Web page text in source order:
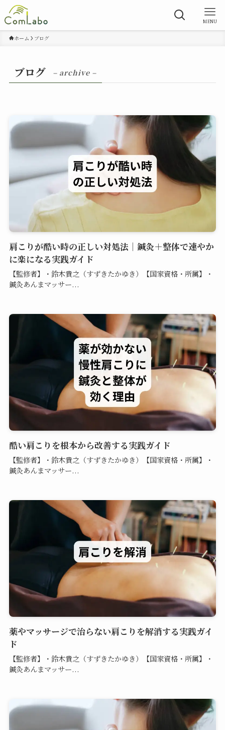
MENU
ホーム ブログ
ブログ – archive –
肩こりが酷い時の正しい対処法｜鍼灸＋整体で速やか
に楽になる実践ガイド
【監修者】・鈴木貴之（すずきたかゆき）【国家資格・所属】・
鍼灸あんまマッサー...
酷い肩こりを根本から改善する実践ガイド
【監修者】・鈴木貴之（すずきたかゆき）【国家資格・所属】・
鍼灸あんまマッサー...
薬やマッサージで治らない肩こりを解消する実践ガイ
ド
【監修者】・鈴木貴之（すずきたかゆき）【国家資格・所属】・
鍼灸あんまマッサー...